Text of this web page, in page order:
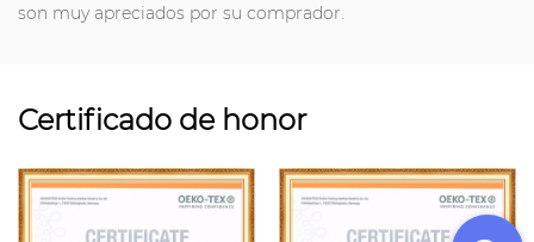
son muy apreciados por su comprador.
Certificado de honor